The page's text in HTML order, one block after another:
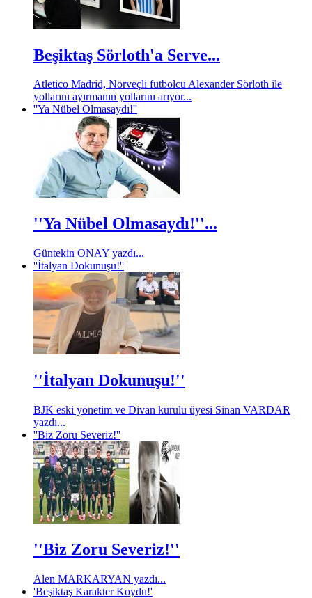
Beşiktaş Sörloth'a Serve...
Atletico Madrid, Norveçli futbolcu Alexander Sörloth ile
yollarını ayırmanın yollarını arıyor...
''Ya Nübel Olmasaydı!''
''Ya Nübel Olmasaydı!''...
Güntekin ONAY yazdı...
''İtalyan Dokunuşu!''
''İtalyan Dokunuşu!''
BJK eski yönetim ve Divan kurulu üyesi Sinan VARDAR
yazdı...
''Biz Zoru Severiz!''
''Biz Zoru Severiz!''
Alen MARKARYAN yazdı...
'Beşiktaş Karakter Koydu!'